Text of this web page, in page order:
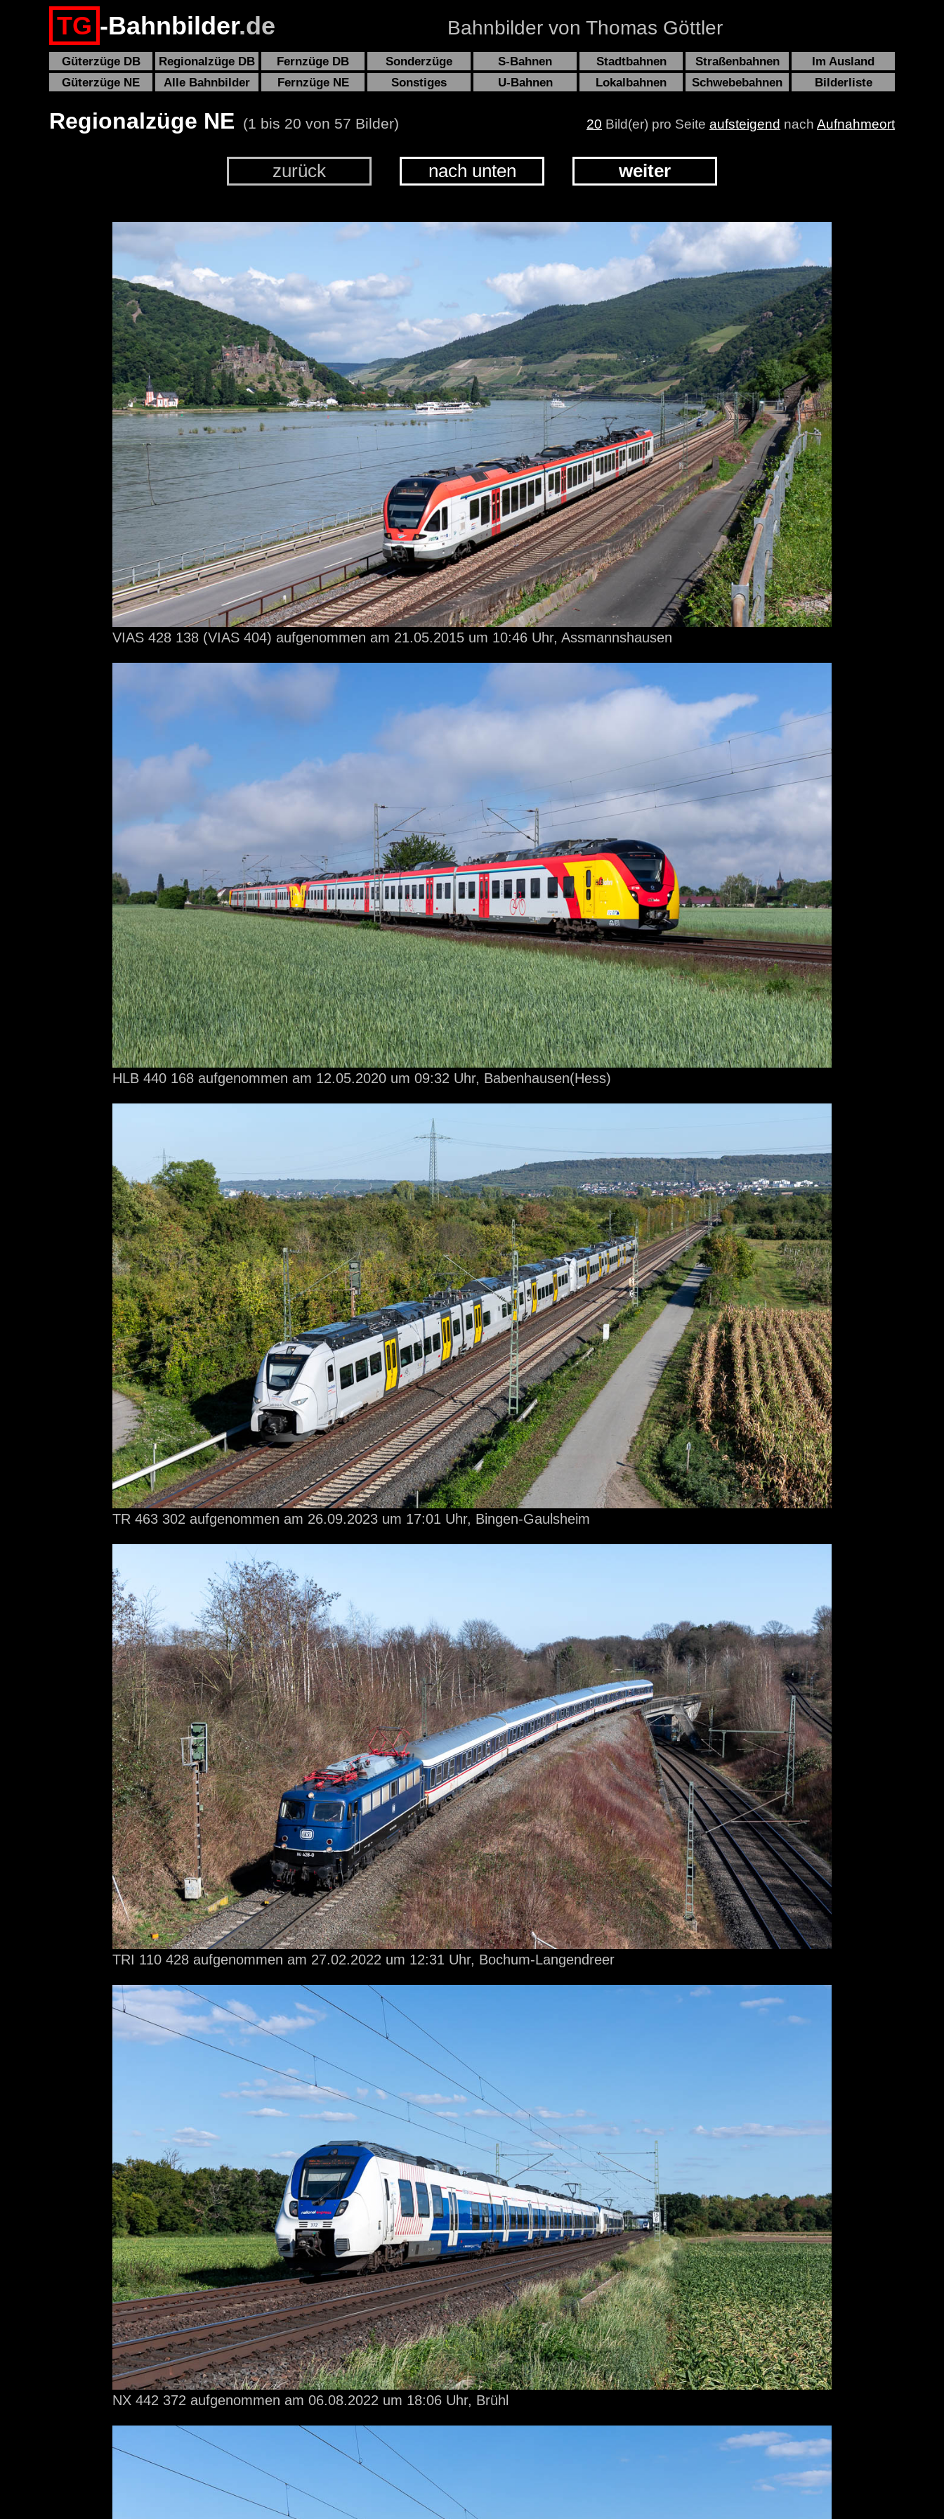
TG -Bahnbilder.de Bahnbilder von Thomas Göttler
Güterzüge DB Regionalzüge DB Fernzüge DB Sonderzüge S-Bahnen Stadtbahnen Straßenbahnen
Im Ausland
Güterzüge NE
Alle Bahnbilder Fernzüge NE Sonstiges U-Bahnen Lokalbahnen Schwebebahnen Bilderliste
Regionalzüge NE (1 bis 20 von 57 Bilder) 20 Bild(er) pro Seite aufsteigend nach Aufnahmeort
zurück nach unten weiter
VIAS 428 138 (VIAS 404) aufgenommen am 21.05.2015 um 10:46 Uhr, Assmannshausen
HLB 440 168 aufgenommen am 12.05.2020 um 09:32 Uhr, Babenhausen(Hess)
TR 463 302 aufgenommen am 26.09.2023 um 17:01 Uhr, Bingen-Gaulsheim
TRI 110 428 aufgenommen am 27.02.2022 um 12:31 Uhr, Bochum-Langendreer
NX 442 372 aufgenommen am 06.08.2022 um 18:06 Uhr, Brühl